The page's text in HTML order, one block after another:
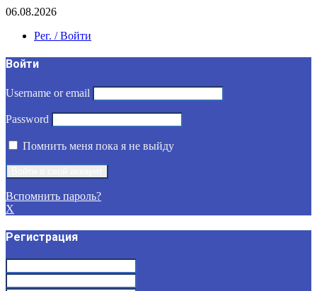
06.08.2026
Рег. / Войти
Войти
Username or email
Password
Помнить меня пока я не выйду
Вспомнить пароль?
X
Регистрация